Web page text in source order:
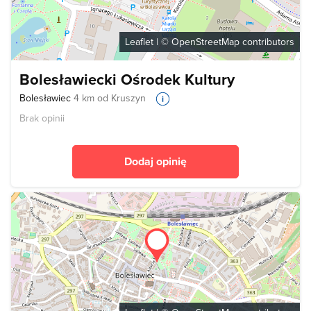
Leaflet | © OpenStreetMap contributors
Bolesławiecki Ośrodek Kultury
Bolesławiec 4 km od Kruszyn
Brak opinii
Dodaj opinię